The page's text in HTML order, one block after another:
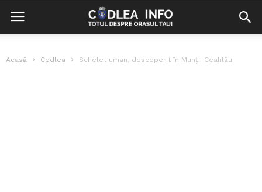
Acasă Codlea Schelet uman, descoperit în Munții Ceahlău